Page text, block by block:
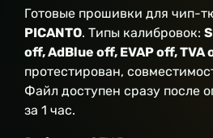
Готовые прошивки для чип-
PICANTO. Типы калибровок:
off, AdBlue off, EVAP off, TVA
протестирован,
Файл доступен сразу после
за 1 час.